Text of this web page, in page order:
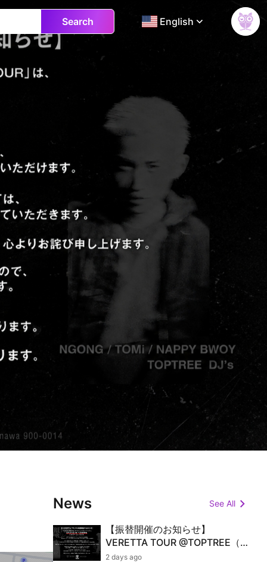
Search English
News See All
【振替開催のお知らせ】
VERETTA TOUR @TOPTREE（※
返金をご希望の方もご確認くださ
2 days ago